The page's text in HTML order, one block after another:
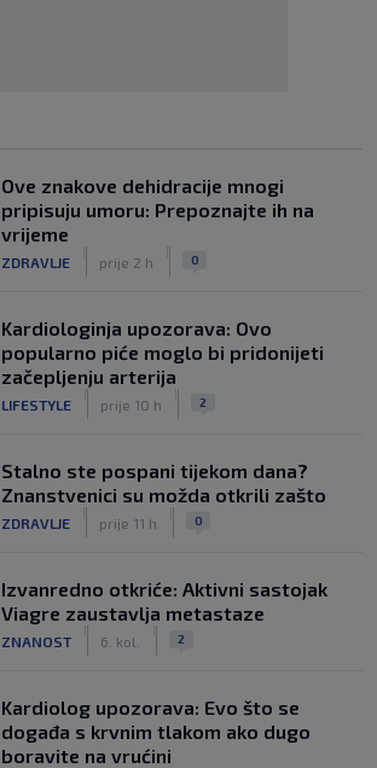
Ove znakove dehidracije mnogi
pripisuju umoru: Prepoznajte ih na
vrijeme
ZDRAVLJE prije 2 h 0
Kardiologinja upozorava: Ovo
popularno piće moglo bi pridonijeti
začepljenju arterija
LIFESTYLE prije 10 h 2
Stalno ste pospani tijekom dana?
Znanstvenici su možda otkrili zašto
ZDRAVLJE prije 11 h 0
Izvanredno otkriće: Aktivni sastojak
Viagre zaustavlja metastaze
ZNANOST 6. kol. 2
Kardiolog upozorava: Evo što se
događa s krvnim tlakom ako dugo
boravite na vrućini